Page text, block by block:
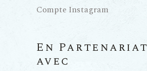
Compte Instagram
En Partenariat
avec